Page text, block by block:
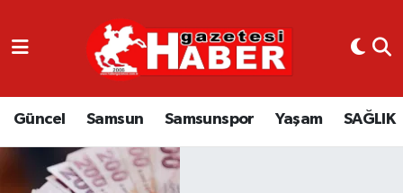
Güncel Samsun Samsunspor Yaşam SAĞLIK
GÜNCEL
SAMSUN
SAMSUNSPOR